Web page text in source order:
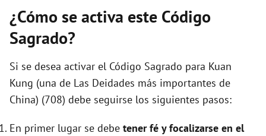
¿Cómo se activa este Código
Sagrado?
Si se desea activar el Código Sagrado para Kuan
Kung (una de Las Deidades más importantes de
China) (708) debe seguirse los siguientes pasos:
En primer lugar se debe tener fé y focalizarse en el